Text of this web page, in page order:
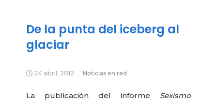
De la punta del iceberg al
glaciar
24 abril, 2012 Noticias en red
La publicación del informe Sexismo